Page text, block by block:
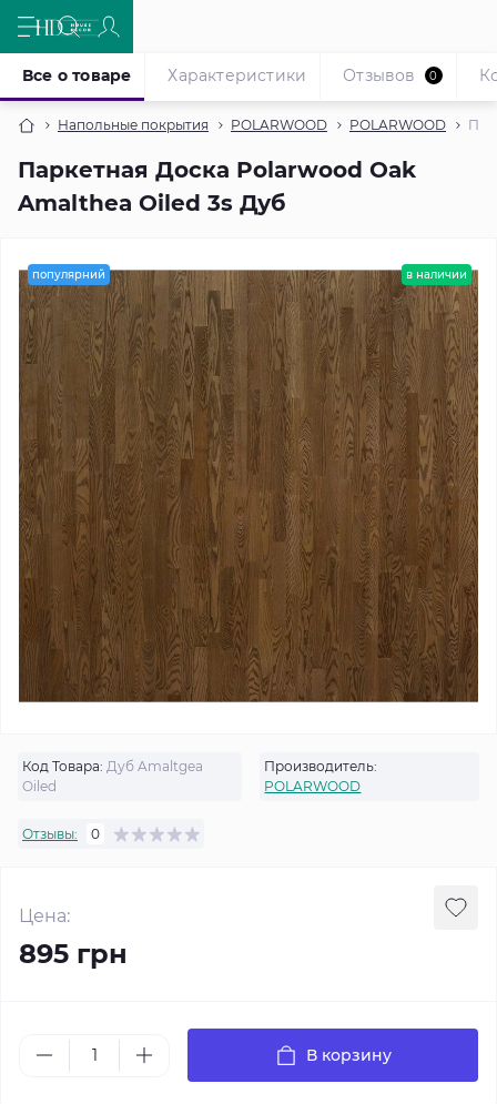
Напольные покрытия POLARWOOD POLARWOOD
Паркетная Доска Polarwood Oak
Amalthea Oiled 3s Дуб
Все о товаре Характеристики Отзывов 0
популярний в наличии
Код Товара: Дуб Amaltgea
Oiled
Производитель:
POLARWOOD
Отзывы: 0
Цена:
895 грн
В корзину